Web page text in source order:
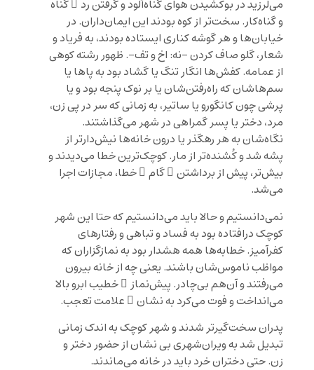
می‌لرزید در بوکشیدن هوای گناه‌آلود و گرفتن رد ِ گناه
و گناه‌کار. سخت‌تر از کوه بودند این ایمان‌داران. در
خیابان‌ها و هر گوشه کناری ایستاده بودند، به فریاد و
شعار، گلو صاف کردن –نه: اخ و تف-. ظهور رشته کوهی
از عمامه. کفش‌ها انگار تنگ یا گشاد بود به پاها یا
سم‌هاشان که راه‌رفتن‌شان یا بر نوک پنجه بود و یا
پرشی چون کانگورو یا ساتیر، به زمانی که سر در پی زن،
مرد، دختر یا پسر گمراهی در شهر می‌گذاشتند.
نگاه‌شان به هر رهگذر یا درون خانه‌ها نیش‌دارتر از
پشه شد و کُشنده‌تر از مار. کوچک‌ترین خطا می‌دیدند و
بیش‌تر، پیش از برداشتن ِ گام ِ خطا، مجازات اجرا
می‌شد.
نمی‌دانستیم و حالا باید می‌دانستیم که حتا این شهر
کوچک درافتاده بود به فساد و تباهی و رفتارهای
کفرآمیز. خطابه‌ها همه هشدار بود به نمازگزاران که
مواظب ناموس‌شان باشند. یعنی چه از خانه بیرون
می‌رفتند و آن‌هم بی‌چادر. پیش‌نماز ِ خطیب ابرو بالا
می‌انداخت و فوت می‌کرد به نشان ِ علامت تعجب.
پدران سخت‌گیرتر شدند و شهر کوچک به اندک زمانی
تبدیل شد به ویران‌شهری بی نشان از حضور دختر و
زن. حتی دختران خرد باید در خانه می‌ماندند.